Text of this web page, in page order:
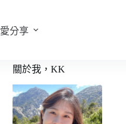
愛分享
關於我，KK